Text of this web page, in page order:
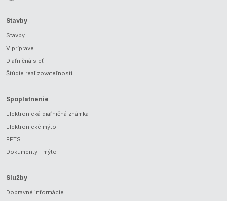
Stavby
Stavby
V príprave
Diaľničná sieť
Štúdie realizovateľnosti
Spoplatnenie
Elektronická diaľničná známka
Elektronické mýto
EETS
Dokumenty - mýto
Služby
Dopravné informácie